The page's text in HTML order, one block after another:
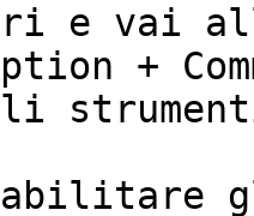
e vai
+